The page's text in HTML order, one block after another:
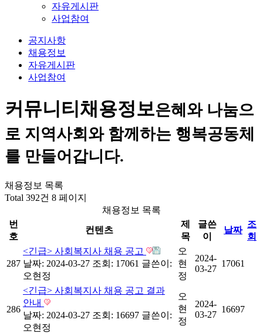
자유게시판
사업참여
공지사항
채용정보
자유게시판
사업참여
커뮤니티채용정보은혜와 나눔으
로 지역사회와 함께하는 행복공동체
를 만들어갑니다.
채용정보 목록
Total 392건 8 페이지
채용정보 목록
번
호
컨텐츠
제
목
글쓴
이
날짜
조
회
287
<긴급> 사회복지사 채용 공고
날짜: 2024-03-27 조회: 17061 글쓴이:
오현정
오
현
정
2024-
03-27
17061
286
<긴급> 사회복지사 채용 공고 결과
안내
날짜: 2024-03-27 조회: 16697 글쓴이:
오현정
오
현
정
2024-
03-27
16697